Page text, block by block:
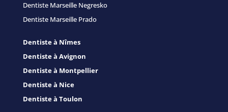
Dentiste Marseille Negresko
Dentiste Marseille Prado
Dentiste à Nîmes
Dentiste à Avignon
Dentiste à Montpellier
Dentiste à Nice
Dentiste à Toulon